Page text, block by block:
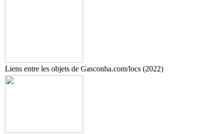
Liens entre les objets de Gasconha.com/locs (2022)